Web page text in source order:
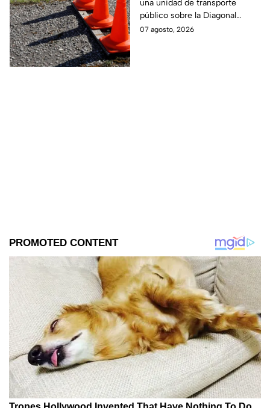
Defensores de la
República hoy; captan
momento exacto
una unidad de transporte
público sobre la Diagonal
Defensores de la República
07 agosto, 2026